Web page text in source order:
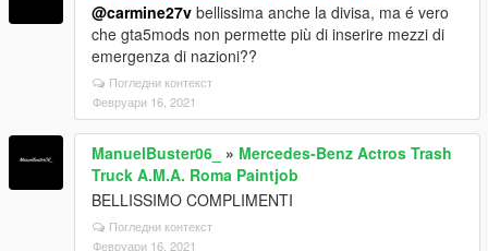
@carmine27v bellissima anche la divisa, ma é vero
che gta5mods non permette più di inserire mezzi di
emergenza di nazioni??
Погледни контекст
Февруари 16, 2021
ManuelBuster06_ » Mercedes-Benz Actros Trash
Truck A.M.A. Roma Paintjob
BELLISSIMO COMPLIMENTI
Погледни контекст
Февруари 16, 2021